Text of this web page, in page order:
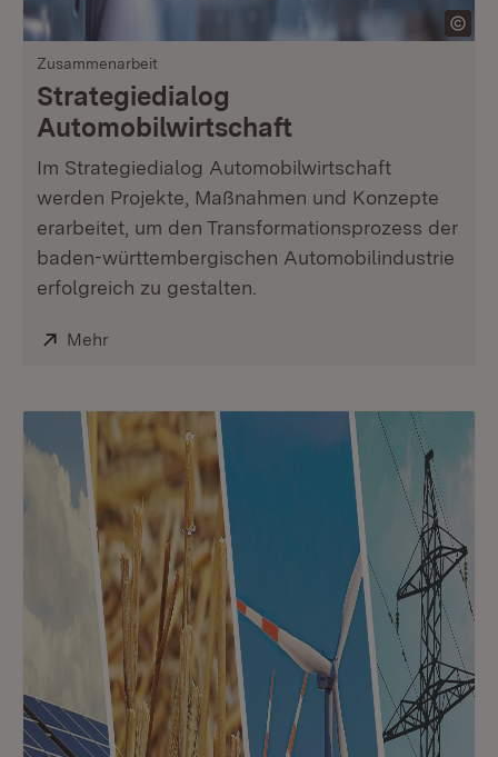
Zusammenarbeit
Strategiedialog
Automobilwirtschaft
Im Strategiedialog Automobilwirtschaft
werden Projekte, Maßnahmen und Konzepte
erarbeitet, um den Transformationsprozess der
baden-württembergischen Automobilindustrie
erfolgreich zu gestalten.
Extern:
Mehr(Öffnet in neuem Fenster)